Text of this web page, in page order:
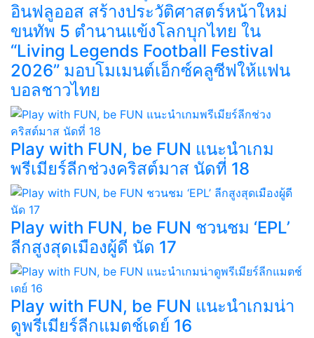
อินฟลูออส สร้างประวัติศาสตร์หน้าใหม่
ขนทัพ 5 ตำนานแข้งโลกบุกไทย ใน
“Living Legends Football Festival
2026” มอบโมเมนต์เอ็กซ์คลูซีฟให้แฟน
บอลชาวไทย
Play with FUN, be FUN แนะนำเกม
พรีเมียร์ลีกช่วงคริสต์มาส นัดที่ 18
Play with FUN, be FUN ชวนชม ‘EPL’
ลีกสูงสุดเมืองผู้ดี นัด 17
Play with FUN, be FUN แนะนำเกมน่า
ดูพรีเมียร์ลีกแมตช์เดย์ 16